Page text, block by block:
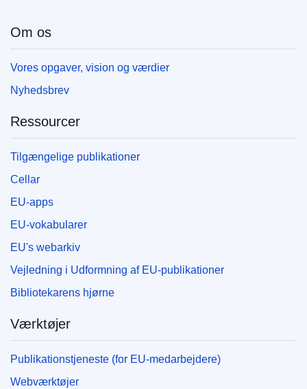
Om os
Vores opgaver, vision og værdier
Nyhedsbrev
Ressourcer
Tilgængelige publikationer
Cellar
EU-apps
EU-vokabularer
EU's webarkiv
Vejledning i Udformning af EU-publikationer
Bibliotekarens hjørne
Værktøjer
Publikationstjeneste (for EU-medarbejdere)
Webværktøjer